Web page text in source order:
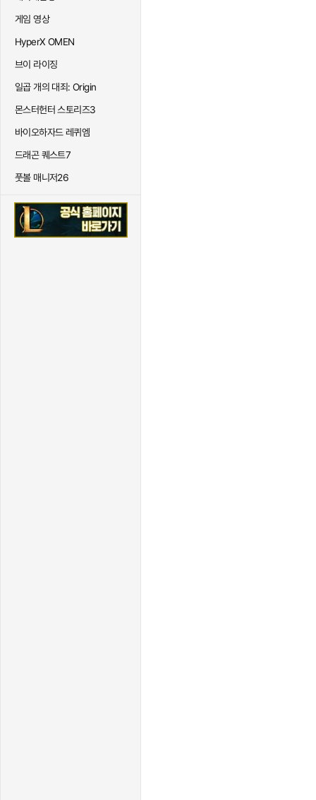
게임 영상
HyperX OMEN
브이 라이징
일곱 개의 대죄: Origin
몬스터헌터 스토리즈3
바이오하자드 레퀴엠
드래곤 퀘스트7
풋볼 매니저26